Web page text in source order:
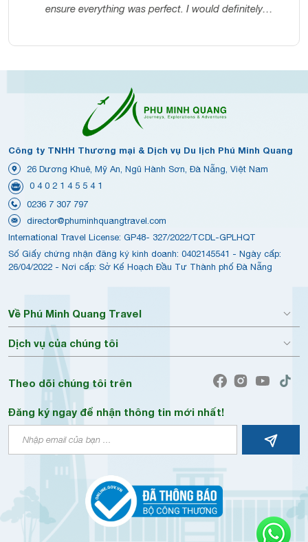
ensure everything was perfect. I would definitely
Công ty TNHH Thương mại & Dịch vụ Du lịch Phú Minh Quang
26 Dương Khuê, Mỹ An, Ngũ Hành Sơn, Đà Nẵng, Việt Nam
0 4 0 2 1 4 5 5 4 1
0236 7 307 797
director@phuminhquangtravel.com
International Travel License: GP48- 327/2022/TCDL-GPLHQT
Số Giấy chứng nhận đăng ký kinh doanh: 0402145541 - Ngày cấp:
26/04/2022 - Nơi cấp: Sở Kế Hoạch Đầu Tư Thành phố Đà Nẵng
Về Phú Minh Quang Travel
Dịch vụ của chúng tôi
Theo dõi chúng tôi trên
Đăng ký ngay để nhận thông tin mới nhất!